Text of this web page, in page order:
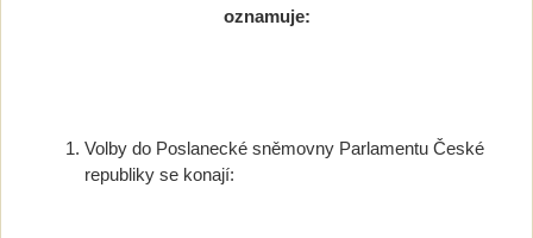
oznamuje:
Volby do Poslanecké sněmovny Parlamentu České
republiky se konají: